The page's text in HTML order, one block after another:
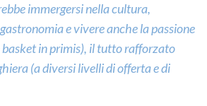
immergersi nella cultura,
e vivere anche la passione
basket in primis), il tutto rafforzato
(a diversi livelli di offerta e di